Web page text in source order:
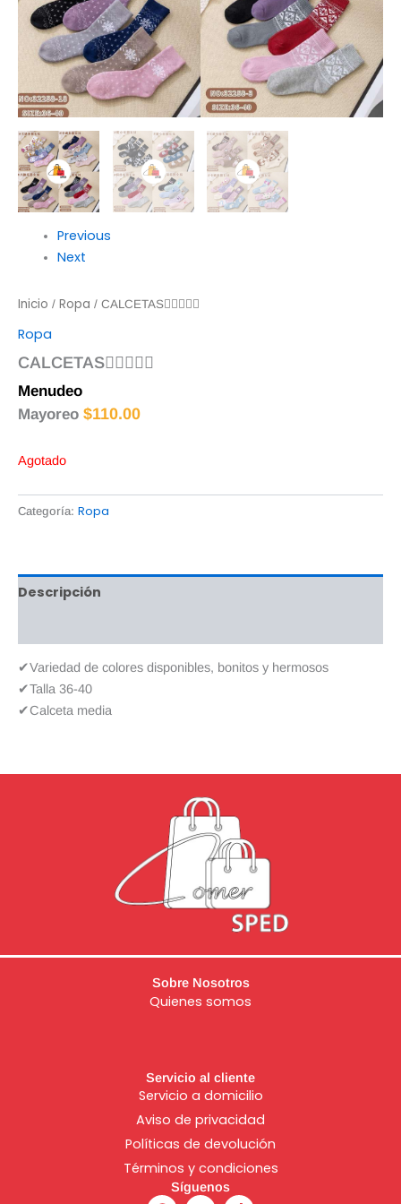
Previous
Next
Inicio / Ropa / CALCETAS☝🏻✨🔥🎉
Ropa
CALCETAS☝🏻✨🔥🎉
Menudeo
Mayoreo $110.00
Agotado
Categoría: Ropa
Descripción
✔Variedad de colores disponibles, bonitos y hermosos
✔Talla 36-40
✔Calceta media
Sobre Nosotros
Quienes somos
Servicio al cliente
Servicio a domicilio
Aviso de privacidad
Políticas de devolución
Términos y condiciones
Síguenos